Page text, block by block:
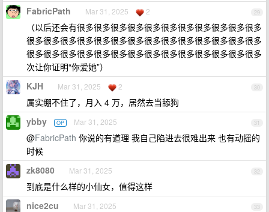
29
FabricPath Mar 31, 2025 2
（以后还会有很多很多很多很多很多很多很多很多很多很多很多
很多很多很多很多很多很多很多很多很多很多很多很多很多很多
很多很多很多很多很多很多很多很多很多很多很多很多很多很多
次让你证明“你爱她”）
30
KJH Mar 31, 2025 2
属实绷不住了，月入 4 万，居然去当舔狗
31
ybby OP Mar 31, 2025
@FabricPath 你说的有道理 我自己陷进去很难出来 也有动摇的
时候
32
zk8080 Mar 31, 2025
到底是什么样的小仙女，值得这样
33
nice2cu Mar 31, 2025